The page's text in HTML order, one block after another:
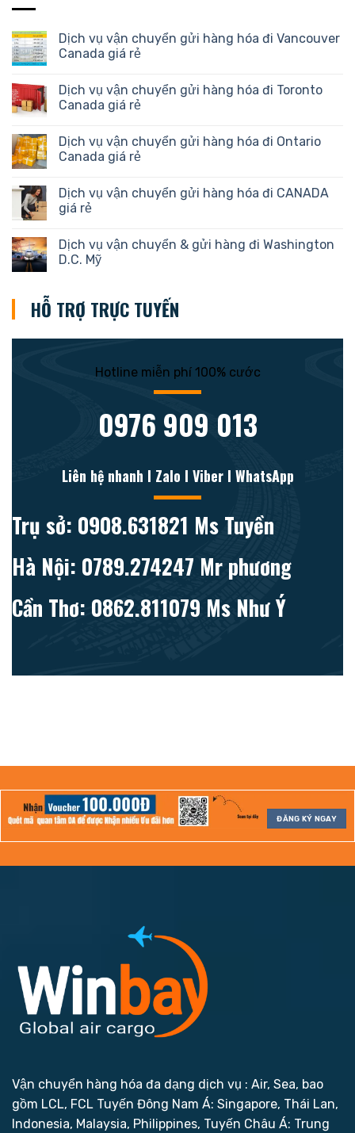
Dịch vụ vận chuyển gửi hàng hóa đi Vancouver
Canada giá rẻ
Dịch vụ vận chuyển gửi hàng hóa đi Toronto
Canada giá rẻ
Dịch vụ vận chuyển gửi hàng hóa đi Ontario
Canada giá rẻ
Dịch vụ vận chuyển gửi hàng hóa đi CANADA
giá rẻ
Dịch vụ vận chuyển & gửi hàng đi Washington
D.C. Mỹ
HỖ TRỢ TRỰC TUYẾN
Hotline miễn phí 100% cước
0976 909 013
Liên hệ nhanh l Zalo l Viber l WhatsApp
Trụ sở: 0908.631821 Ms Tuyền
Hà Nội: 0789.274247 Mr phương
Cần Thơ: 0862.811079 Ms Như Ý
ĐĂNG KÝ NGAY
Vận chuyển hàng hóa đa dạng dịch vụ : Air, Sea, bao
gồm LCL, FCL Tuyến Đông Nam Á: Singapore, Thái Lan,
Indonesia, Malaysia, Philippines, Tuyến Châu Á: Trung